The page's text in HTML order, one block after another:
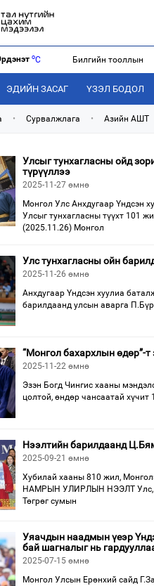
oC
C
Дархан C
o
Билгийн тооллын
ЭДИЙН ЗАСАГ ҮЗЭЛ БОДОЛ
• Сурвалжлага • Азийн АШТ
Улсыг тунхагласны ойд
түрүүллээ
2025-11-27 өмнө
Монгол Улс Анхдугаар Үндсэн
Улсыг тунхагласны түүхт 101
(2025.11.26) Монгол
Улс тунхагласны ойн
2025-11-26 өмнө
Анхдугаар Үндсэн хуулиа
барилдаанд улсын аварга
“Монгол бахархлын өдөр”-
2025-11-22 өмнө
Эзэн Богд Чингис хааны
цолтой, өндөр чансаатай
Нээлтийн барилдаанд
2025-09-21 өмнө
Хубилай хааны 810 жил,
НАМРЫН УЛИРЛЫН НЭЭЛТ Улс,
Төгрөг сумын
Уяачдын наадмын үеэр
бай шагналыг нь
2025-07-15 өмнө
Монгол Улсын Ерөнхий сайд